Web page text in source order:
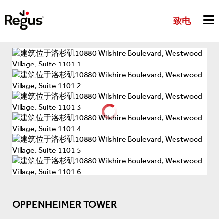
致电
OPPENHEIMER TOWER